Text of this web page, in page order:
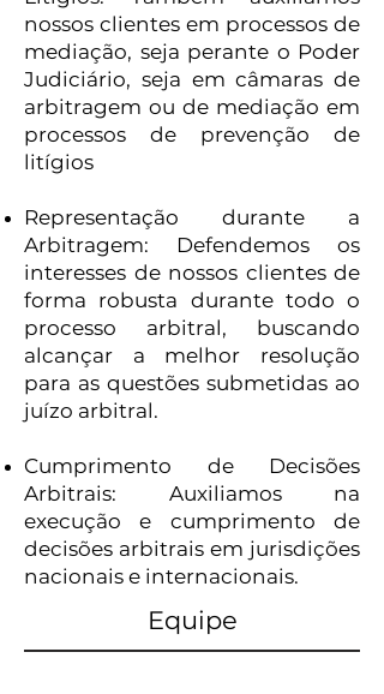
nossos clientes em processos de
mediação, seja perante o Poder
Judiciário, seja em câmaras de
arbitragem ou de mediação em
processos de prevenção de
litígios
Representação durante a
Arbitragem: Defendemos os
interesses de nossos clientes de
forma robusta durante todo o
processo arbitral, buscando
alcançar a melhor resolução
para as questões submetidas ao
juízo arbitral.
Cumprimento de Decisões
Arbitrais: Auxiliamos na
execução e cumprimento de
decisões arbitrais em jurisdições
nacionais e internacionais.
Equipe